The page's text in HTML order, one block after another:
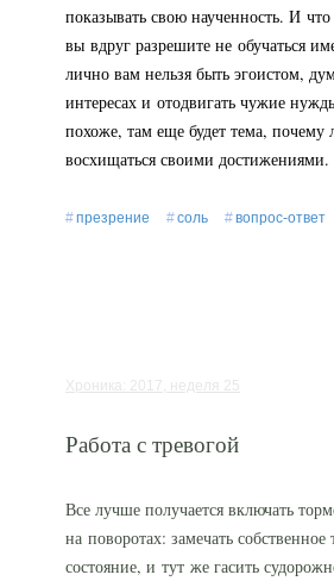
показывать свою наученность. И что
вы вдруг разрешите не обучаться
лично вам нельзя быть эгоистом,
интересах и отодвигать чужие
похоже, там еще будет тема, почему
восхищаться своими достижениями.
презрение соль вопрос-ответ
Хроника: 2017, неделя 25
Работа с тревогой
Все лучше получается включать
на поворотах: замечать собственное
состояние, и тут же гасить